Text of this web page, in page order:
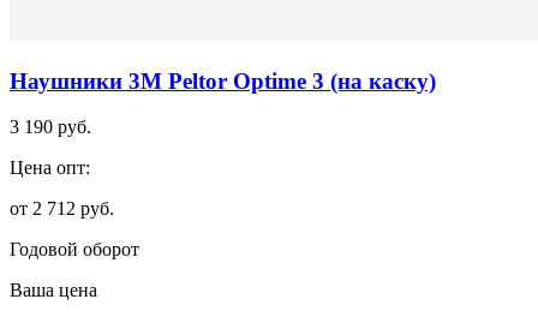
Наушники 3М Peltor Optime 3 (на каску)
3 190 руб.
Цена опт:
от 2 712 руб.
Годовой оборот
Ваша цена